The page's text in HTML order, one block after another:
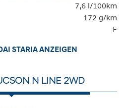
7,6 l/100km
172 g/km
F
STARIA ANZEIGEN
N LINE 2WD